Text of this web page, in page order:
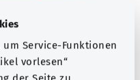
Service-Funktionen
vorlesen“
und